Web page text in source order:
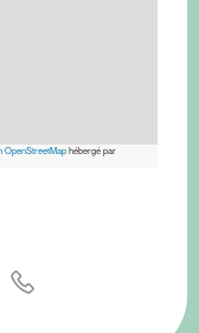
OpenStreetMaphébergé par